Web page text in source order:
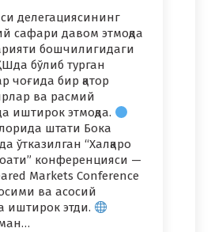
делегациясининг
сафари давом этмоқда
бошчилигидаги
бўлиб турган
чоғида бир қатор
ва расмий
иштирок этмоқда.
штати Бока
ўтказилган “Халқаро
конференцияси —
Markets Conference
ва асосий
иштирок этди.